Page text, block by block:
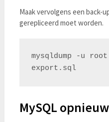
Maak vervolgens een back-
gerepliceerd moet worden.
mysqldump -u
export.sql
MySQL